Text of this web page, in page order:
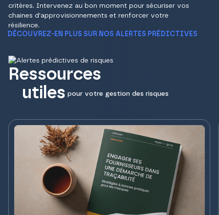
critères. Intervenez au bon moment pour sécuriser vos
chaines d'approvisionnements et renforcer votre
résilience.
DÉCOUVREZ-EN PLUS SUR NOS ALERTES PRÉDICTIVES
Ressources
utiles pour votre gestion des risques